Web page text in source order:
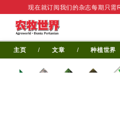
现在就订阅我们的杂志每期只需
主页 / 文章 / 种植世界